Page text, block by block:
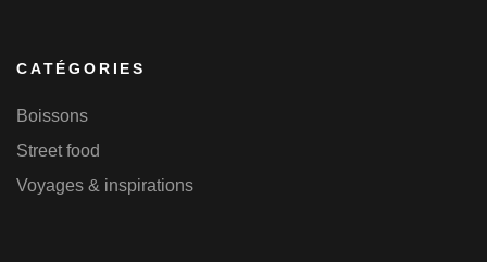
CATÉGORIES
Boissons
Street food
Voyages & inspirations